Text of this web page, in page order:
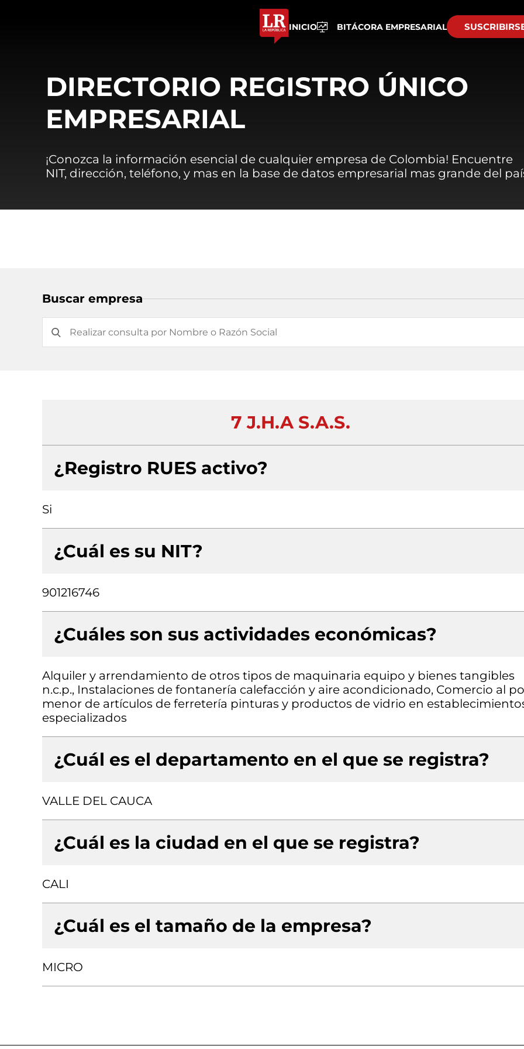
INICIO BITÁCORA EMPRESARIAL
DIRECTORIO REGISTRO ÚNICO
EMPRESARIAL
¡Conozca la información esencial de cualquier empresa de Colombia! Encuentre
NIT, dirección, teléfono, y mas en la base de datos empresarial mas grande del
Buscar empresa
7 J.H.A S.A.S.
¿Registro RUES activo?
Si
¿Cuál es su NIT?
901216746
¿Cuáles son sus actividades económicas?
Alquiler y arrendamiento de otros tipos de maquinaria equipo y bienes tangibles
n.c.p., Instalaciones de fontanería calefacción y aire acondicionado, Comercio al
menor de artículos de ferretería pinturas y productos de vidrio en
especializados
¿Cuál es el departamento en el que se registra?
VALLE DEL CAUCA
¿Cuál es la ciudad en el que se registra?
CALI
¿Cuál es el tamaño de la empresa?
MICRO